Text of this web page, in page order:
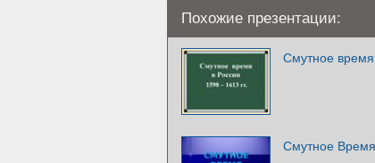
Похожие презентации:
Смутное
Смутное